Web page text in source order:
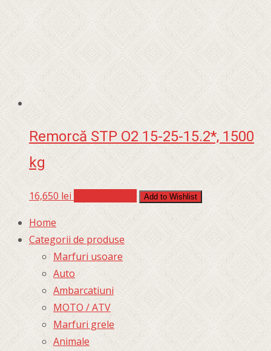
Remorcă STP O2 15-25-15.2*, 1500
kg
16,650 lei Add to Wishlist
Home
Categorii de produse
Marfuri usoare
Auto
Ambarcatiuni
MOTO / ATV
Marfuri grele
Animale